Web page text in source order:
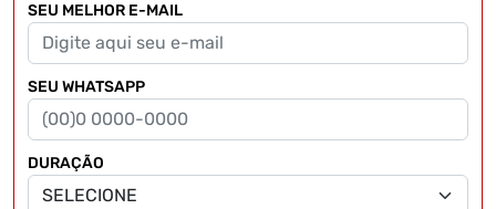
SEU MELHOR E-MAIL
SEU WHATSAPP
DURAÇÃO